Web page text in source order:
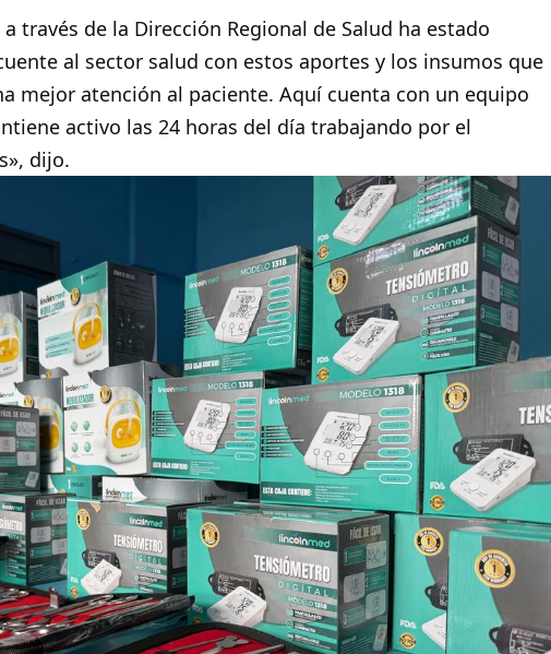
través de la Dirección Regional de Salud ha estado
al sector salud con estos aportes y los insumos que
mejor atención al paciente. Aquí cuenta con un equipo
activo las 24 horas del día trabajando por el
dijo.